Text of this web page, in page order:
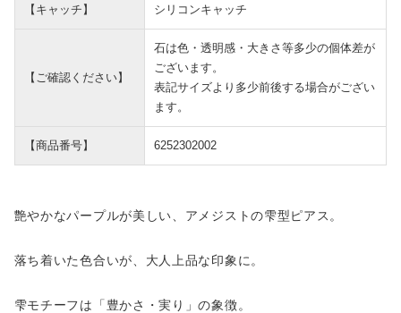
【キャッチ】 シリコンキャッチ
【ご確認ください】
石は色・透明感・大きさ等多少の個体差が
ございます。
表記サイズより多少前後する場合がござい
ます。
【商品番号】 6252302002
艶やかなパープルが美しい、アメジストの雫型ピアス。
落ち着いた色合いが、大人上品な印象に。
雫モチーフは「豊かさ・実り」の象徴。